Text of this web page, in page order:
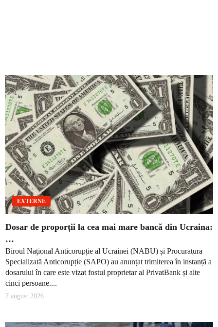
EXTERNE
Dosar de proporții la cea mai mare bancă din Ucraina:
…
Biroul Național Anticorupție al Ucrainei (NABU) și Procuratura
Specializată Anticorupție (SAPO) au anunțat trimiterea în instanță a
dosarului în care este vizat fostul proprietar al PrivatBank și alte
cinci persoane....
7 august 2026